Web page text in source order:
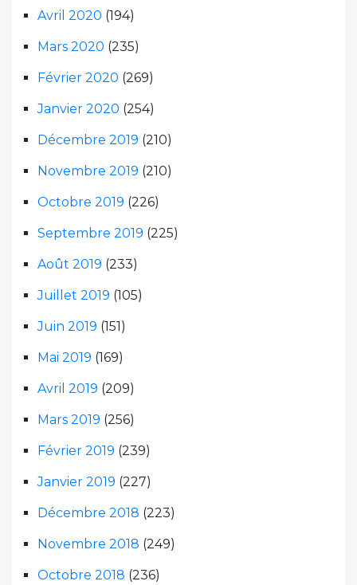
Avril 2020 (194)
Mars 2020 (235)
Février 2020 (269)
Janvier 2020 (254)
Décembre 2019 (210)
Novembre 2019 (210)
Octobre 2019 (226)
Septembre 2019 (225)
Août 2019 (233)
Juillet 2019 (105)
Juin 2019 (151)
Mai 2019 (169)
Avril 2019 (209)
Mars 2019 (256)
Février 2019 (239)
Janvier 2019 (227)
Décembre 2018 (223)
Novembre 2018 (249)
Octobre 2018 (236)